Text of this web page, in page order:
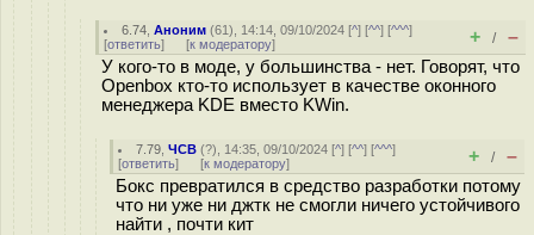
6.74 ,Аноним (61), 14:14, 09/10/2024 [^] [^^] [^^^]
[ответить] [к модератору] + / –
У кого-то в моде, у большинства - нет. Говорят, что
Openbox кто-то использует в качестве оконного
менеджера KDE вместо KWin.
7.79 ,ЧСВ (?), 14:35, 09/10/2024 [^] [^^] [^^^]
[ответить] [к модератору] + / –
Бокс превратился в средство разработки потому
что ни уже ни джтк не смогли ничего устойчивого
найти , почти кит